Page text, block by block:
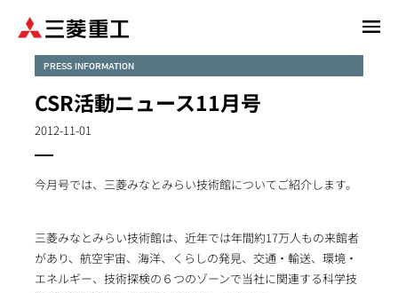
PRESS INFORMATION
CSR活動ニュース11月号
2012-11-01
今月号では、三菱みなとみらい技術館についてご紹介します。
三菱みなとみらい技術館は、近年では年間約17万人もの来館者
があり、航空宇宙、海洋、くらしの発見、交通・輸送、環境・
エネルギー、技術探検の６つのゾーンで当社に関連する科学技